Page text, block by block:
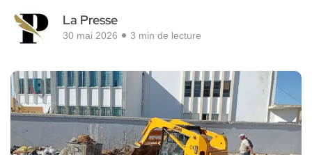
La Presse
30 mai 2026 3 min de lecture